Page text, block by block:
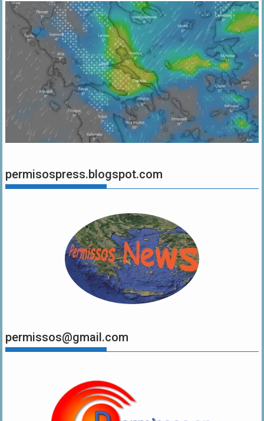
permisospress.blogspot.com
permissos@gmail.com